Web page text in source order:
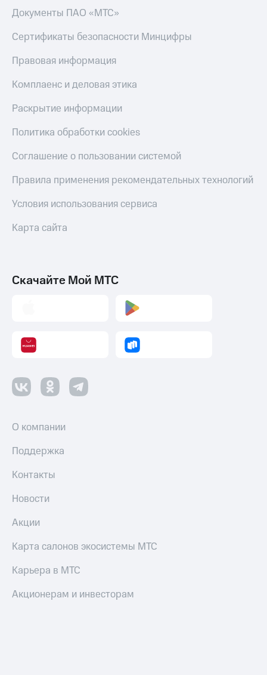
Документы ПАО «МТС»
Сертификаты безопасности Минцифры
Правовая информация
Комплаенс и деловая этика
Раскрытие информации
Политика обработки cookies
Соглашение о пользовании системой
Правила применения рекомендательных технологий
Условия использования сервиса
Карта сайта
Скачайте Мой МТС
О компании
Поддержка
Контакты
Новости
Акции
Карта салонов экосистемы МТС
Карьера в МТС
Акционерам и инвесторам